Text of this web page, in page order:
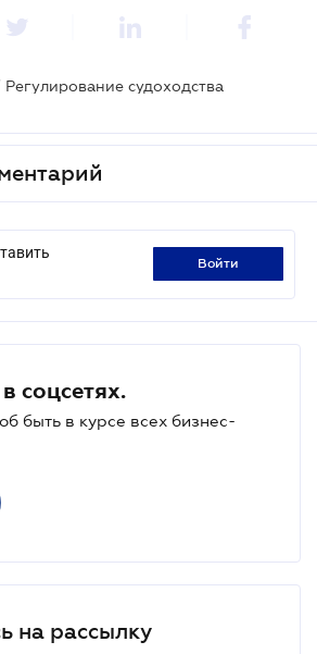
Регулирование судоходства
войти
соцсетях.
быть в курсе всех бизнес-
на рассылку